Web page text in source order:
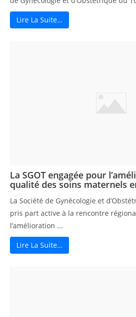
Lire La Suite…
La SGOT engagée pour
qualité des soins maternels
La Société de Gynécologie et
pris part active à la rencontre
l’amélioration ...
Lire La Suite…